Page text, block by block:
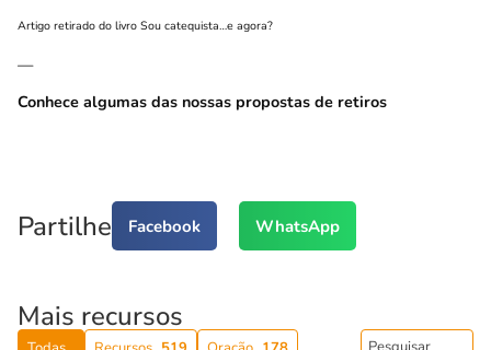
Artigo retirado do livro Sou catequista…e agora?
—
Conhece algumas das nossas propostas de retiros
Partilhe Facebook WhatsApp
Mais recursos